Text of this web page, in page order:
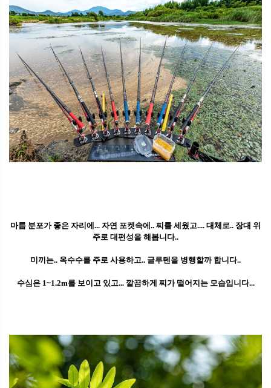
마름 분포가 좋은 자리에... 자연 포켓속에.. 찌를 세웠고.... 대체로.. 장대 위
주로 대편성을 해봅니다..
미끼는.. 옥수수를 주로 사용하고.. 글루텐을 병행할까 합니다..
수심은 1~1.2m를 보이고 있고... 깔끔하게 찌가 떨어지는 모습입니다...